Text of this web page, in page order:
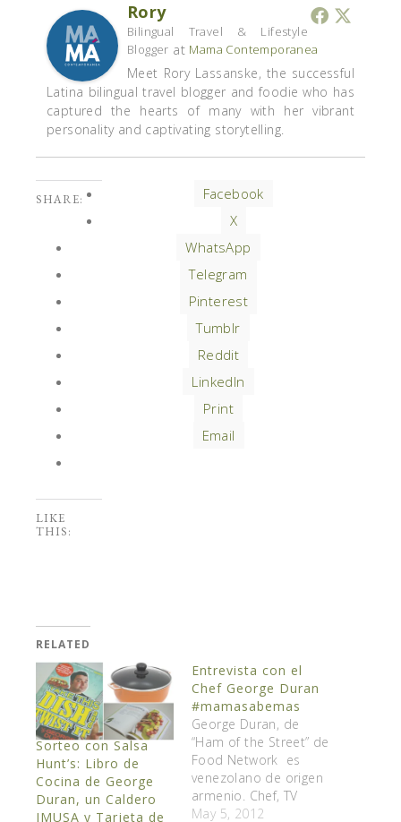
Rory
Bilingual Travel & Lifestyle
Blogger at Mama Contemporanea
Meet Rory Lassanske, the successful
Latina bilingual travel blogger and foodie who has
captured the hearts of many with her vibrant
personality and captivating storytelling.
SHARE:
Facebook
X
WhatsApp
Telegram
Pinterest
Tumblr
Reddit
LinkedIn
Print
Email
LIKE
THIS:
RELATED
Sorteo con Salsa
Hunt’s: Libro de
Cocina de George
Duran, un Caldero
IMUSA y Tarjeta de
Entrevista con el
Chef George Duran
#mamasabemas
George Duran, de
“Ham of the Street” de
Food Network es
venezolano de origen
armenio. Chef, TV
personality, tiene su
May 5, 2012